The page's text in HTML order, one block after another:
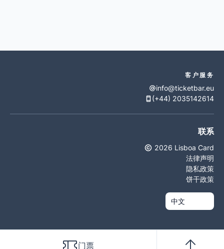
客户服务
info@ticketbar.eu
(+44) 2035142614
联系
2026 Lisboa Card
法律声明
隐私政策
饼干政策
门票